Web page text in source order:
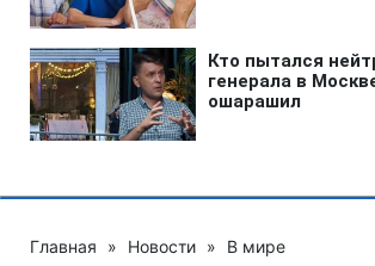
Главная » Новости » В мире